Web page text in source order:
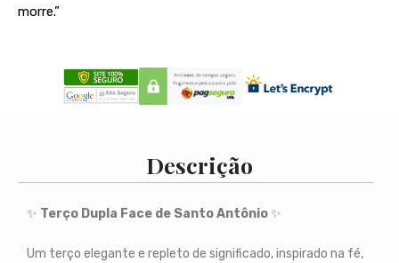
morre.”
Descrição
✨ Terço Dupla Face de Santo Antônio✨
Um terço elegante e repleto de significado, inspirado na fé,